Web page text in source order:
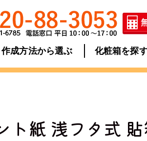
作成方法から選ぶ 化粧箱を探
ト紙 浅フタ式